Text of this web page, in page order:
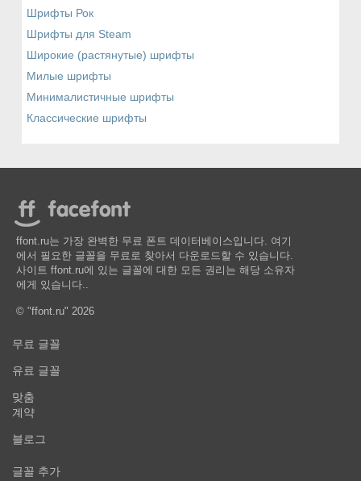
Шрифты Рок
Шрифты для Steam
Широкие (растянутые) шрифты
Милые шрифты
Минималистичные шрифты
Классические шрифты
ffont.ru는 가장 완벽한 무료 폰트 데이터베이스입니다. 여기
에서 필요한 글꼴을 무료로 찾아서 다운로드할 수 있습니다.
사이트 ffont.ru에 있는 글꼴에 대한 모든 권리는 해당 소유자
에게 있습니다..
© "ffont.ru" 2026
무료 글꼴
유료 글꼴
맞춤
계약
블로그
글꼴 추가